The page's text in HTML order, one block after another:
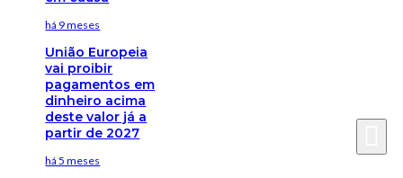
há 9 meses
União Europeia
vai proibir
pagamentos em
dinheiro acima
deste valor já a
partir de 2027
há 5 meses